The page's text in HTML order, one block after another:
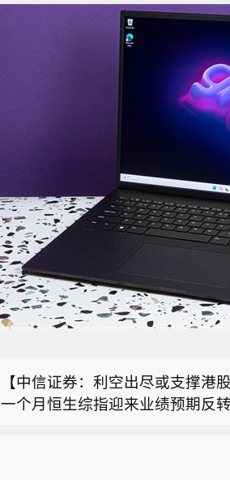
【自然资源部与中国气象局联合
然资源部与中国气象局8月9日18
象风险较高（黄色预警），其中
分地区发生地质灾害的气象风险
投资者踊跃认购新基金的背后，
周期属性的深度研判，公募普遍
【中信证券：利空出尽或支撑港
一个月恒生综指迎来业绩预期反